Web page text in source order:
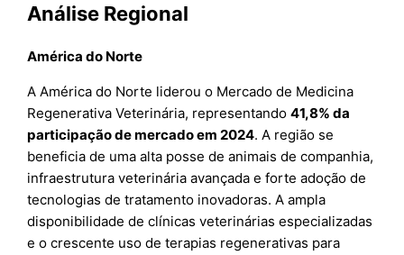
Análise Regional
América do Norte
A América do Norte liderou o Mercado de Medicina
Regenerativa Veterinária, representando41,8% da
participação de mercado em 2024. A região se
beneficia de uma alta posse de animais de companhia,
infraestrutura veterinária avançada e forte adoção de
tecnologias de tratamento inovadoras. A ampla
disponibilidade de clínicas veterinárias especializadas
e o crescente uso de terapias regenerativas para